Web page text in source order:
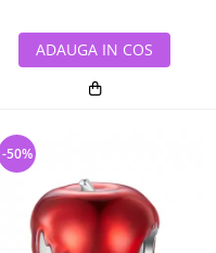
ADAUGA IN COS
-50%